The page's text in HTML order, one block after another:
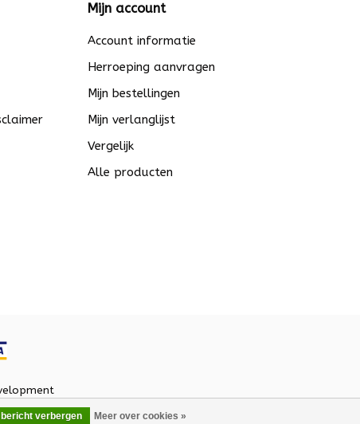
bericht verbergen Meer over cookies »
Mijn account
Account informatie
Herroeping aanvragen
Mijn bestellingen
Mijn verlanglijst
Vergelijk
Alle producten